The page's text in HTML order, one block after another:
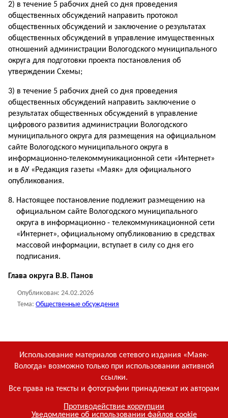
2) в течение 5 рабочих дней со дня проведения
общественных обсуждений направить протокол
общественных обсуждений и заключение о результатах
общественных обсуждений в управление имущественных
отношений администрации Вологодского муниципального
округа для подготовки проекта постановления об
утверждении Схемы;
3) в течение 5 рабочих дней со дня проведения
общественных обсуждений направить заключение о
результатах общественных обсуждений в управление
цифрового развития администрации Вологодского
муниципального округа для размещения на официальном
сайте Вологодского муниципального округа в
информационно-телекоммуникационной сети «Интернет»
и в АУ «Редакция газеты «Маяк» для официального
опубликования.
Настоящее постановление подлежит размещению на
официальном сайте Вологодского муниципального
округа в информационно - телекоммуникационной сети
«Интернет», официальному опубликованию в средствах
массовой информации, вступает в силу со дня его
подписания.
Глава округа В.В. Панов
Опубликован: 24.02.2026
Тема: Общественные обсуждения
Использование материалов сетевого издания «Маяк-
Вологда» возможно только при использовании активной
ссылки.
Все права на тексты и фотографии принадлежат их авторам
Противодействие коррупции
Уведомление об использовании файлов cookie